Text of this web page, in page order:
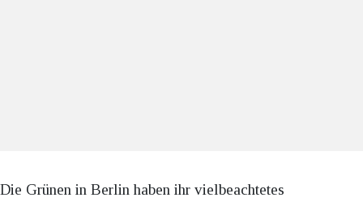
Die Grünen in Berlin haben ihr vielbeachtetes